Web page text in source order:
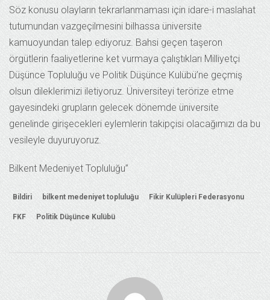
Söz konusu olayların tekrarlanmaması için idare-i maslahat
tutumundan vazgeçilmesini bilhassa üniversite
kamuoyundan talep ediyoruz. Bahsi geçen taşeron
örgütlerin faaliyetlerine ket vurmaya çalıştıkları Milliyetçi
Düşünce Topluluğu ve Politik Düşünce Kulübü’ne geçmiş
olsun dileklerimizi iletiyoruz. Üniversiteyi terörize etme
gayesindeki grupların gelecek dönemde üniversite
genelinde girişecekleri eylemlerin takipçisi olacağımızı da bu
vesileyle duyuruyoruz.
Bilkent Medeniyet Topluluğu”
Bildiri bilkent medeniyet topluluğu Fikir Kulüpleri Federasyonu
FKF Politik Düşünce Kulübü